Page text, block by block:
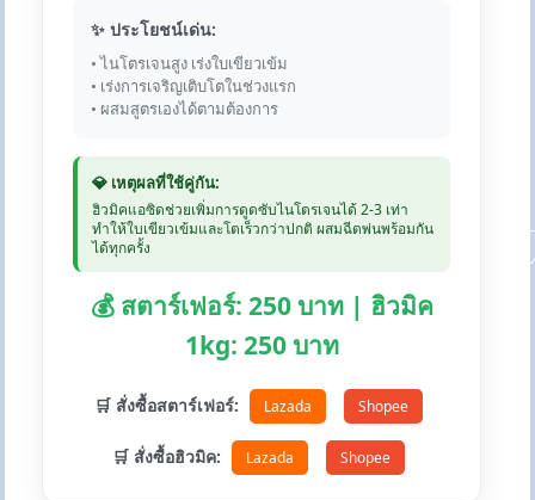
✨ ประโยชน์เด่น:
• ไนโตรเจนสูง เร่งใบเขียวเข้ม
• เร่งการเจริญเติบโตในช่วงแรก
• ผสมสูตรเองได้ตามต้องการ
💎 เหตุผลที่ใช้คู่กัน:
ฮิวมิคแอซิดช่วยเพิ่มการดูดซับไนโตรเจนได้ 2-3 เท่า
ทำให้ใบเขียวเข้มและโตเร็วกว่าปกติ ผสมฉีดพ่นพร้อมกัน
ได้ทุกครั้ง
💰 สตาร์เฟอร์: 250 บาท | ฮิวมิค
1kg: 250 บาท
🛒 สั่งซื้อสตาร์เฟอร์: Lazada Shopee
🛒 สั่งซื้อฮิวมิค: Lazada Shopee